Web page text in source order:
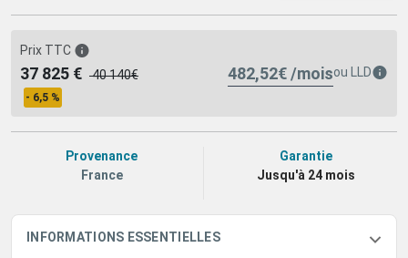
Prix TTC
37 825 € 40 140€
- 6,5 %
ou LLD
482,52€ /mois
Provenance
France
Garantie
Jusqu'à 24 mois
INFORMATIONS ESSENTIELLES